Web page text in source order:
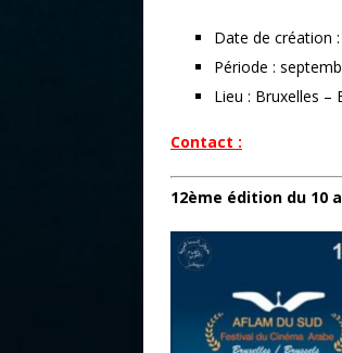
Date de création
Période :
Lieu : Bruxelles –
Contact :
12ème édition du 10